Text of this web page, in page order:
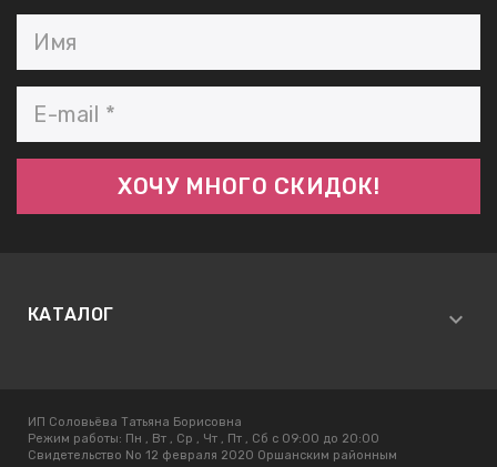
КАТАЛОГ
ИП Соловьёва Татьяна Борисовна
Режим работы: Пн , Вт , Ср , Чт , Пт , Сб c 09:00 до 20:00
Свидетельство No 12 февраля 2020 Оршанским районным